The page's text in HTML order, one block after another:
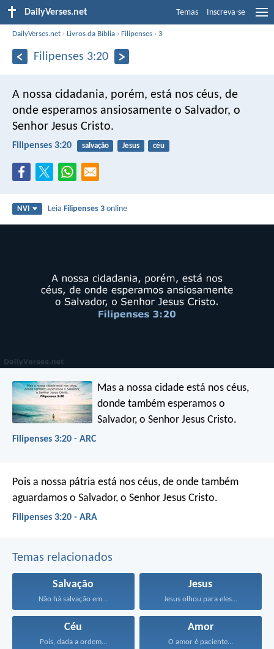
DailyVerses.net Temas Inscreva-se
DailyVerses.net ›Livros da Bíblia ›Filipenses ›3
Filipenses 3:20
A nossa cidadania, porém, está nos céus, de
onde esperamos ansiosamente o Salvador, o
Senhor Jesus Cristo.
Filipenses 3:20 salvação Jesus céu
NVI LeiaFilipenses 3 online
Mas a nossa cidade está nos céus,
donde também esperamos o
Salvador, o Senhor Jesus Cristo.
Filipenses 3:20 - ARC
Pois a nossa pátria está nos céus, de onde também
aguardamos o Salvador, o Senhor Jesus Cristo.
Filipenses 3:20 - ARA
Temas relacionados
Salvação
Não há salvação em...
Jesus
Jesus olhou para eles...
Céu
Pois, dada a ordem...
Amor
O amor é paciente...